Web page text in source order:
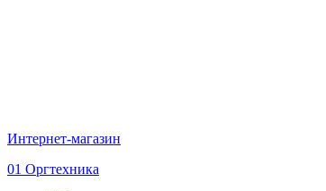
Интернет-магазин
01 Оргтехника